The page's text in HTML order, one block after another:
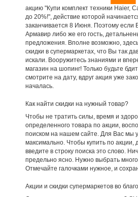
акцию "Купи комплект техники Haier,
до 20%!", действие которой
заканчивается 8 Июня. Поэтому если
Армавир либо же его гость,
предложения. Вполне возможно,
скидки в супермаркетах, что Вы так
искали. Вооружитесь знаниями и
магазин на шопинг! Только будьте
смотрите на дату, вдруг акция уже
началась.
Как найти скидки на нужный товар?
Чтобы не тратить силы, время и
определенного товара по акции,
поиском на нашем сайте. Для Вас мы
максимально. Чтобы купить по акции,
введите в строку поиска это слово.
предельно ясно. Нужно выбрать
Отмечайте галочками нужное, и
Акции и скидки супермаркетов во благо